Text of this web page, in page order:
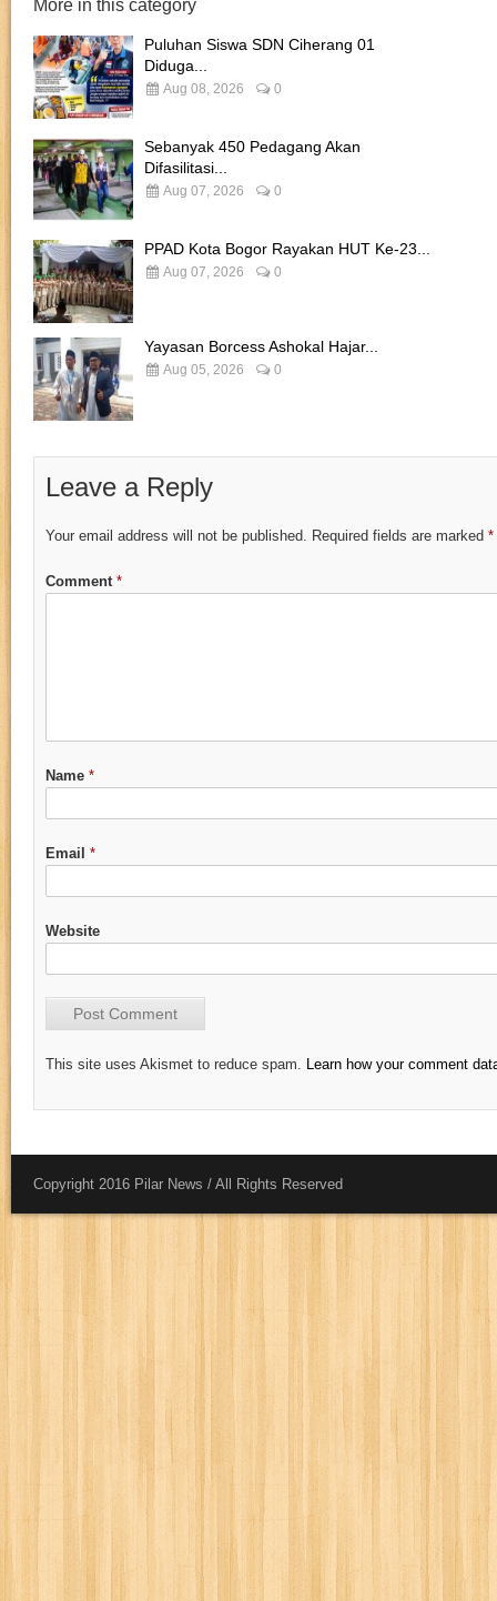
More in this category
Puluhan Siswa SDN Ciherang 01
Diduga...
Aug 08, 2026 0
Sebanyak 450 Pedagang Akan
Difasilitasi...
Aug 07, 2026 0
PPAD Kota Bogor Rayakan HUT Ke-23...
Aug 07, 2026 0
Yayasan Borcess Ashokal Hajar...
Aug 05, 2026 0
Leave a Reply
Your email address will not be published. Required fields are marked *
Comment *
Name *
Email *
Website
This site uses Akismet to reduce spam. Learn how your comment
Copyright 2016 Pilar News / All Rights Reserved